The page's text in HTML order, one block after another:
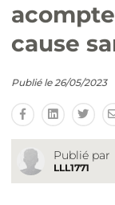
cause
Publié le 26/05/2023
Publié par
LLL1771